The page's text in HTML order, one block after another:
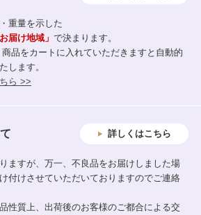
重量を示した
お届け地域」 で決まります。
品をカートに入れていただきますと自動的
します。
ら >>
詳しくはこちら
ますが、万一、不良品をお届けしました場
付けさせていただいておりますのでご連絡
性質上、出荷後のお客様のご都合による交